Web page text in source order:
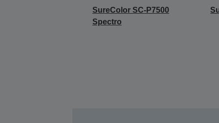
SureColor SC-P7500
Spectro